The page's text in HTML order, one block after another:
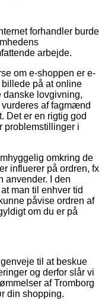
forhandler burde
arbejde.
om e-shoppen er e-
på at online
danske lovgivning,
af fagmænd
Det er en rigtig god
problemstillinger i
omkring de
influerer på ordren, fx
anvender. I den
man til enhver tid
påvise ordren af
om du er på
til at beskue
og derfor slår vi
af Tromborg
din shopping.